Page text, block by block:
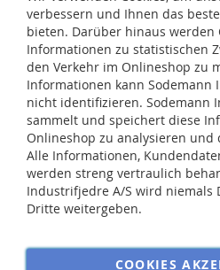
verbessern und Ihnen das
bieten. Darüber hinaus werden
Informationen zu statistischen
den Verkehr im Onlineshop zu
Informationen kann Sodemann
nicht identifizieren. Sodemann
sammelt und speichert diese
Onlineshop zu analysieren
Alle Informationen,
werden streng vertraulich
Industrifjedre A/S wird niemals
Dritte weitergeben.
COOKIES